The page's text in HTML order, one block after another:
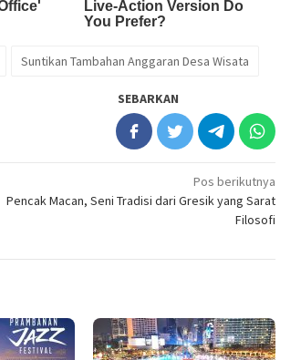
Suntikan Tambahan Anggaran Desa Wisata
SEBARKAN
Pos berikutnya
Pencak Macan, Seni Tradisi dari Gresik yang Sarat
Filosofi